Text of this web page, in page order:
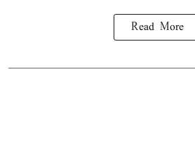
Read More